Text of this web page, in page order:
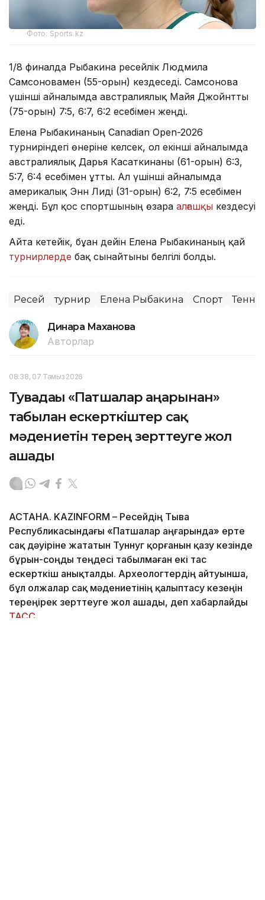
Фото: Sports.kz
1/8 финалда Рыбакина ресейлік Людмила
Самсоновамен (55-орын) кездеседі. Самсонова
үшінші айналымда австралиялық Майя Джойнтты
(75-орын) 7:5, 6:7, 6:2 есебімен жеңді.
Елена Рыбакинаның Canadian Open-2026
турниріндегі өнеріне келсек, ол екінші айналымда
австралиялық Дарья Касаткинаны (61-орын) 6:3,
5:7, 6:4 есебімен ұтты. Ал үшінші айналымда
америкалық Энн Лиді (31-орын) 6:2, 7:5 есебімен
жеңді. Бұл қос спортшының өзара алғашқы кездесуі
еді.
Айта кетейік, бұған дейін Елена Рыбакинаның қай
турнирлерде бақ сынайтыны белгілі болды.
Ресей турнир Елена Рыбакина Спорт
Динара Маханова
Авторлар
08:38, 07 Тамыз 2026
Тувадағы «Патшалар аңғарынан»
табылған ескерткіштер сақ
мәдениетін терең зерттеуге жол
ашады
АСТАНА. KAZINFORM – Ресейдің Тыва
Республикасындағы «Патшалар аңғарында» ерте
сақ дәуіріне жататын Туннуг қорғанын қазу кезінде
бұрын-соңды теңдесі табылмаған екі тас
ескерткіш анықталды. Археологтердің айтуынша,
бұл олжалар сақ мәдениетінің қалыптасу кезеңін
тереңірек зерттеуге жол ашады, деп хабарлайды
ТАСС